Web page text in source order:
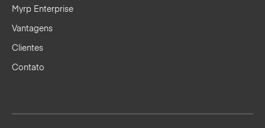
Myrp Enterprise
Vantagens
Clientes
Contato